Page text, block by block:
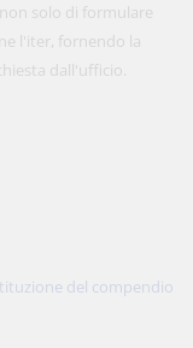
solo di formulare
l'iter, fornendo la
dall'ufficio.
del compendio